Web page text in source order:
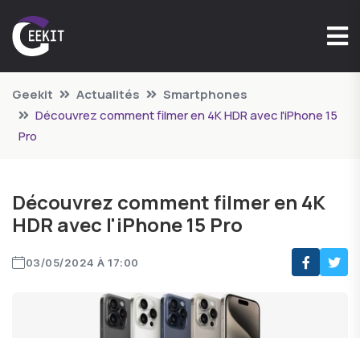
Geekit Actualités
Smartphones
Découvrez comment filmer en 4K HDR avec l'iPhone 15
Pro
Découvrez comment filmer en 4K
HDR avec l'iPhone 15 Pro
03/05/2024 À 17:00